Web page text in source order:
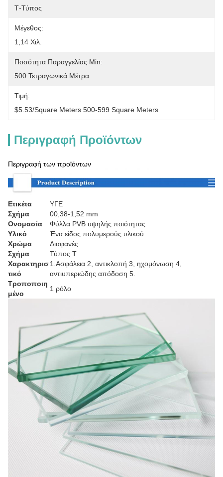
Τ-Τύπος
Μέγεθος:
1,14 Χιλ.
Ποσότητα Παραγγελίας Min:
500 Τετραγωνικά Μέτρα
Τιμή:
$5.53/square Meters 500-599 Square Meters
Περιγραφή Προϊόντων
Περιγραφή των προϊόντων
Ετικέτα
ΥΓΕ
Σχήμα
00,38-1,52 mm
Ονομασία
Φύλλα PVB υψηλής ποιότητας
Υλικό
Ένα είδος πολυμερούς υλικού
Χρώμα
Διαφανές
Σχήμα
Τύπος T
Χαρακτηρισ
τικό
1.Ασφάλεια 2, αντικλοπή 3, ηχομόνωση 4,
αντιυπεριώδης απόδοση 5.
Τροποποιη
μένο
1 ρόλο